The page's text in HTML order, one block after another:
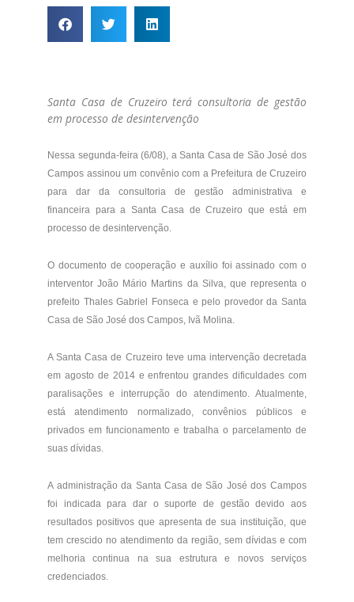
Santa Casa de Cruzeiro terá consultoria de gestão
em processo de desintervenção
Nessa segunda-feira (6/08), a Santa Casa de São José dos
Campos assinou um convênio com a Prefeitura de Cruzeiro
para dar da consultoria de gestão administrativa e
financeira para a Santa Casa de Cruzeiro que está em
processo de desintervenção.
O documento de cooperação e auxílio foi assinado com o
interventor João Mário Martins da Silva, que representa o
prefeito Thales Gabriel Fonseca e pelo provedor da Santa
Casa de São José dos Campos, Ivã Molina.
A Santa Casa de Cruzeiro teve uma intervenção decretada
em agosto de 2014 e enfrentou grandes dificuldades com
paralisações e interrupção do atendimento. Atualmente,
está atendimento normalizado, convênios públicos e
privados em funcionamento e trabalha o parcelamento de
suas dívidas.
A administração da Santa Casa de São José dos Campos
foi indicada para dar o suporte de gestão devido aos
resultados positivos que apresenta de sua instituição, que
tem crescido no atendimento da região, sem dívidas e com
melhoria continua na sua estrutura e novos serviços
credenciados.